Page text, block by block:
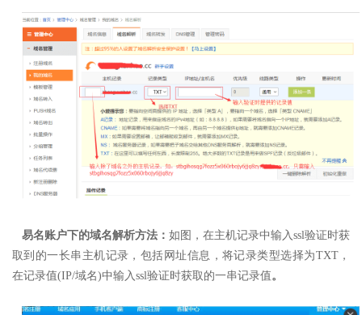
易名账户下的域名解析方法： 如图，在主机记录中输入ssl验证时获
取到的一长串主机记录，包括网址信息， 将记录类型选择为TXT，
在记录值(IP/域名)中输入ssl验证时获取的一串记录值。